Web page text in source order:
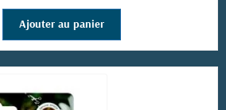
Ajouter au panier